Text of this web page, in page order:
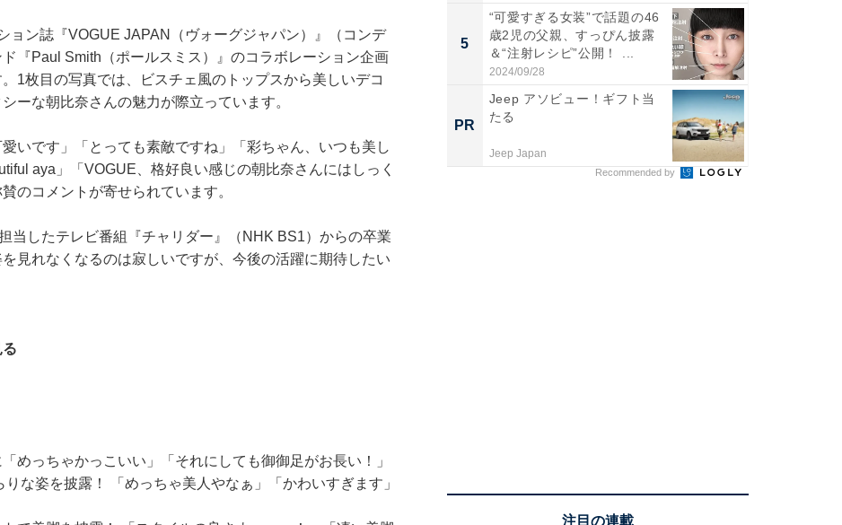
ョン誌『VOGUE JAPAN（ヴォーグジャパン）』（コンデ
『Paul Smith（ポールスミス）』のコラボレーション企画
1枚目の写真では、ビスチェ風のトップスから美しいデコ
ーな朝比奈さんの魅力が際立っています。
いです」「とっても素敵ですね」「彩ちゃん、いつも美し
aya」「VOGUE、格好良い感じの朝比奈さんにはしっく
のコメントが寄せられています。
当したテレビ番組『チャリダー』（NHK BS1）からの卒業
見れなくなるのは寂しいですが、今後の活躍に期待したい
めっちゃかっこいい」「それにしても御御足がお長い！」
な姿を披露！ 「めっちゃ美人やなぁ」「かわいすぎます」
5
“可愛すぎる女装”で話題の46
歳2児の父親、すっぴん披露
＆“注射レシピ”公開！ ...
2024/09/28
PR
Jeep アソビュー！ギフト当
たる
Jeep Japan
Recommended by
注目の連載